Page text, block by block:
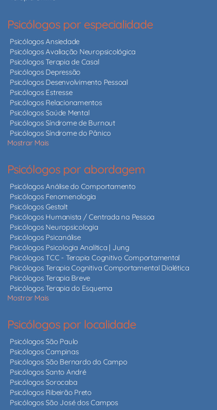
Psicólogos por especialidade
Psicólogos Ansiedade
Psicólogos Avaliação Neuropsicológica
Psicólogos Terapia de Casal
Psicólogos Depressão
Psicólogos Desenvolvimento Pessoal
Psicólogos Estresse
Psicólogos Relacionamentos
Psicólogos Saúde Mental
Psicólogos Síndrome de Burnout
Psicólogos Síndrome do Pânico
Mostrar Mais
Psicólogos por abordagem
Psicólogos Análise do Comportamento
Psicólogos Fenomenologia
Psicólogos Gestalt
Psicólogos Humanista / Centrada na Pessoa
Psicólogos Neuropsicologia
Psicólogos Psicanálise
Psicólogos Psicologia Analítica | Jung
Psicólogos TCC - Terapia Cognitivo Comportamental
Psicólogos Terapia Cognitiva Comportamental Dialética
Psicólogos Terapia Breve
Psicólogos Terapia do Esquema
Mostrar Mais
Psicólogos por localidade
Psicólogos São Paulo
Psicólogos Campinas
Psicólogos São Bernardo do Campo
Psicólogos Santo André
Psicólogos Sorocaba
Psicólogos Ribeirão Preto
Psicólogos São José dos Campos